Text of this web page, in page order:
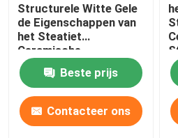
Structurele Witte Gele
de Eigenschappen van
het Steatiet
Ceramische
Geïsoleerde Steatiet
Delen
Beste prijs
Contacteer ons
℃